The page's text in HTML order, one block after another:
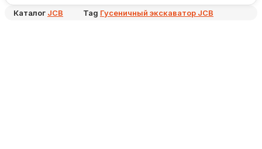
Каталог JCB Tag Гусеничный экскаватор JCB